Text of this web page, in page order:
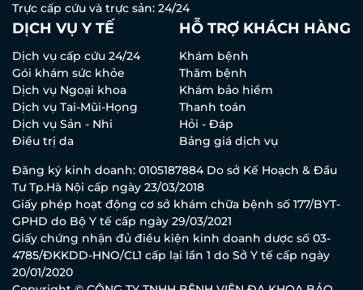
Trực cấp cứu và trực sản: 24/24
DỊCH VỤ Y TẾ
Dịch vụ cấp cứu 24/24
Gói khám sức khỏe
Dịch vụ Ngoại khoa
Dịch vụ Tai-Mũi-Họng
Dịch vụ Sản - Nhi
Điều trị da
HỖ TRỢ KHÁCH HÀNG
Khám bệnh
Thăm bệnh
Khám bảo hiểm
Thanh toán
Hỏi - Đáp
Bảng giá dịch vụ
Đăng ký kinh doanh: 0105187884 Do sở Kế Hoạch & Đầu
Tư Tp.Hà Nội cấp ngày 23/03/2018
Giấy phép hoạt động cơ sở khám chữa bệnh số 177/BYT-
GPHD do Bộ Y tế cấp ngày 29/03/2021
Giấy chứng nhận đủ điều kiện kinh doanh dược số 03-
4785/ĐKKDD-HNO/CL1 cấp lại lần 1 do Sở Y tế cấp ngày
20/01/2020